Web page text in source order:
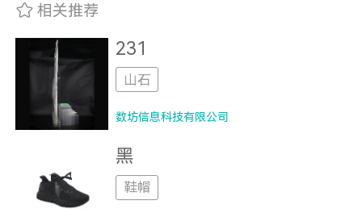
相关推荐
231
山石
数坊信息科技有限公司
黑
鞋帽